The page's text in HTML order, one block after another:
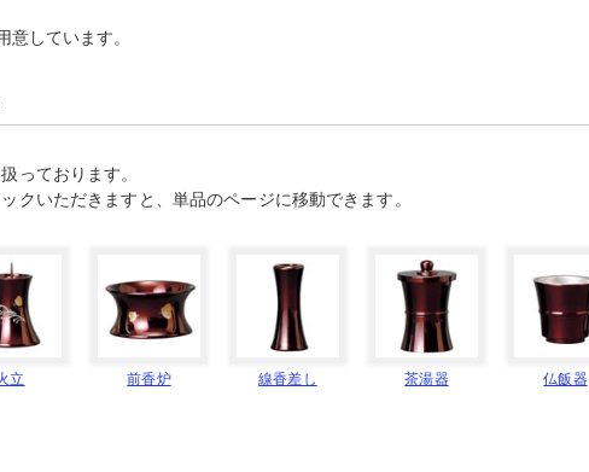
意しています。
っております。
クいただきますと、単品のページに移動できます。
立 前香炉 線香差し 茶湯器 仏飯器